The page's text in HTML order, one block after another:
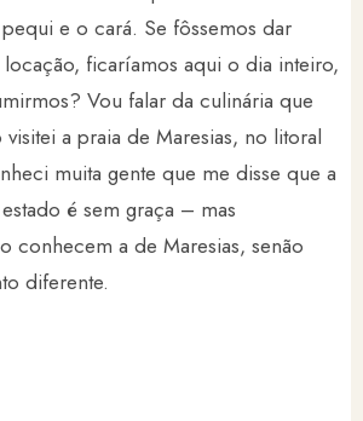
e o cará. Se fôssemos dar
ficaríamos aqui o dia inteiro,
Vou falar da culinária que
a praia de Maresias, no litoral
muita gente que me disse que a
é sem graça – mas
conhecem a de Maresias, senão
diferente.